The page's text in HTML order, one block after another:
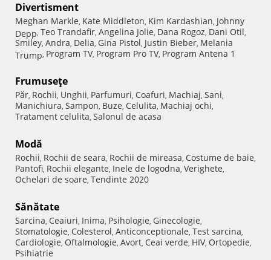
Divertisment
Meghan Markle, Kate Middleton, Kim Kardashian, Johnny
Depp, Teo Trandafir, Angelina Jolie, Dana Rogoz, Dani Otil,
Smiley, Andra, Delia, Gina Pistol, Justin Bieber, Melania
Trump, Program TV, Program Pro TV, Program Antena 1
Frumuseţe
Păr, Rochii, Unghii, Parfumuri, Coafuri, Machiaj, Sani,
Manichiura, Sampon, Buze, Celulita, Machiaj ochi,
Tratament celulita, Salonul de acasa
Modă
Rochii, Rochii de seara, Rochii de mireasa, Costume de baie,
Pantofi, Rochii elegante, Inele de logodna, Verighete,
Ochelari de soare, Tendinte 2020
Sănătate
Sarcina, Ceaiuri, Inima, Psihologie, Ginecologie,
Stomatologie, Colesterol, Anticonceptionale, Test sarcina,
Cardiologie, Oftalmologie, Avort, Ceai verde, HIV, Ortopedie,
Psihiatrie